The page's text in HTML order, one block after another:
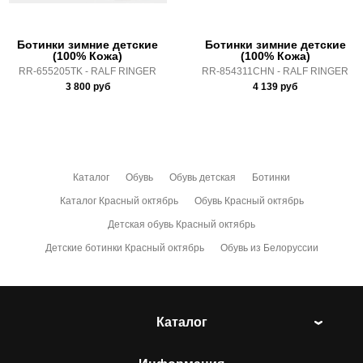
Ботинки зимние детские
(100% Кожа)
RR-655205TK - RALF RINGER
3 800руб
Ботинки зимние детские
(100% Кожа)
RR-854311CHN - RALF RINGER
4 139 руб
Каталог Обувь Обувь детская Ботинки
Каталог Красный октябрь Обувь Красный октябрь
Детская обувь Красный октябрь
Детские ботинки Красный октябрь Обувь из Белоруссии
Каталог